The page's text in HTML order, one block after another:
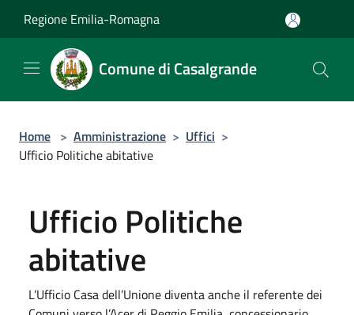
Regione Emilia-Romagna
Comune di Casalgrande
Home > Amministrazione > Uffici >
Ufficio Politiche abitative
Ufficio Politiche
abitative
L’Ufficio Casa dell’Unione diventa anche il referente dei